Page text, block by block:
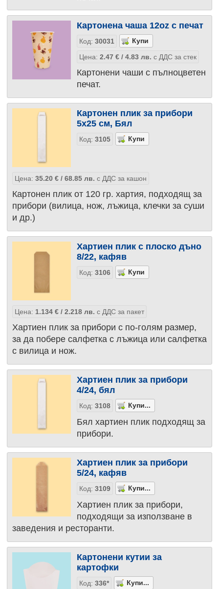
Картонена чаша 12oz с печат
Код: 30031
Цена: 2.47 €/ 4.83 лв. с ДДС за стек
Картонени чаши с пълноцветен
печат.
Картонен плик за прибори
5х25 см, Бял
Код: 3105
Цена: 35.20 €/ 68.85 лв. с ДДС за кашон
Картонен плик от 120 гр. хартия, подходящ за
прибори (вилица, нож, лъжица, клечки за суши
и др.)
Хартиен плик с плоско дъно
8/22, кафяв
Код: 3106
Цена: 1.134 €/ 2.218 лв. с ДДС за пакет
Хартиен плик за прибори с по-голям размер,
за да побере салфетка с лъжица или салфетка
с вилица и нож.
Хартиен плик за прибори
4/24, бял
Код: 3108
Бял хартиен плик подходящ за
прибори.
Хартиен плик за прибори
5/24, кафяв
Код: 3109
Хартиен плик за прибори,
подходящи за използване в
заведения и ресторанти.
Картонени кутии за
картофки
Код: 336*